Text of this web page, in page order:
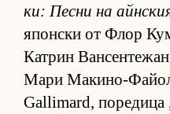
ки: Песни на
япон­ски от Флор
Кат­рин
Мари Ма­ки­но-
Gallimard, по­ре­дица